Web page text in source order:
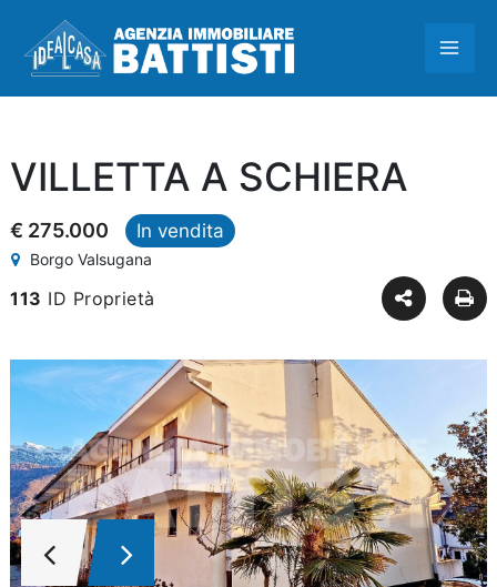
contenuto
VILLETTA A SCHIERA
€ 275.000 In vendita
Borgo Valsugana
113 ID Proprietà